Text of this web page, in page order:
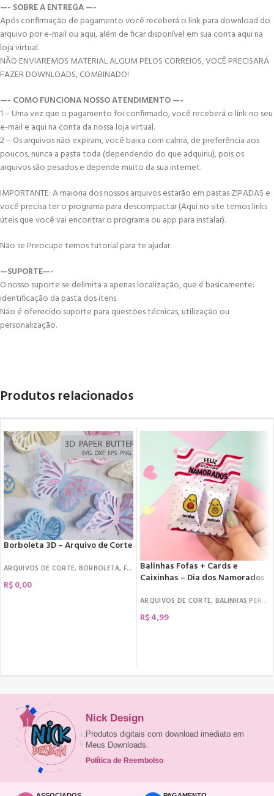
—- SOBRE A ENTREGA —-
Após confirmação de pagamento você receberá o link para download do
arquivo por e-mail ou aqui, além de ficar disponível em sua conta aqui na
loja virtual.
NÃO ENVIAREMOS MATERIAL ALGUM PELOS CORREIOS, VOCÊ PRECISARÁ
FAZER DOWNLOADS, COMBINADO!
—- COMO FUNCIONA NOSSO ATENDIMENTO —-
1 – Uma vez que o pagamento foi confirmado, você receberá o link no seu
e-mail e aqui na conta da nossa loja virtual.
2 – Os arquivos não expiram, você baixa com calma, de preferência aos
poucos, nunca a pasta toda (dependendo do que adquiriu), pois os
arquivos são pesados e depende muito da sua internet.
IMPORTANTE: A maioria dos nossos arquivos estarão em pastas ZIPADAS e
você precisa ter o programa para descompactar (Aqui no site temos links
úteis que você vai encontrar o programa ou app para instalar).
Não se Preocupe temos tutorial para te ajudar.
—SUPORTE—-
O nosso suporte se delimita a apenas localização, que é basicamente:
identificação da pasta dos itens.
Não é oferecido suporte para questões técnicas, utilização ou
personalização.
Produtos relacionados
Borboleta 3D – Arquivo de Corte
ARQUIVOS DE CORTE, BORBOLETA, FREEBIES
R$0,00
Balinhas Fofas + Cards e
Caixinhas – Dia dos Namorados
ARQUIVOS DE CORTE, BALINHAS PERSONALIZADAS
R$4,99
Nick Design
Produtos digitais com download imediato em
Meus Downloads.
Política de Reembolso